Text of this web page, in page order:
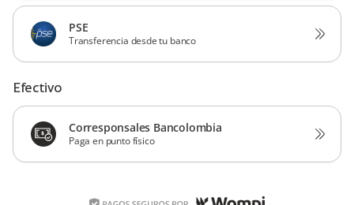
PSE
Transferencia desde tu banco
Efectivo
Corresponsales Bancolombia
Paga en punto físico